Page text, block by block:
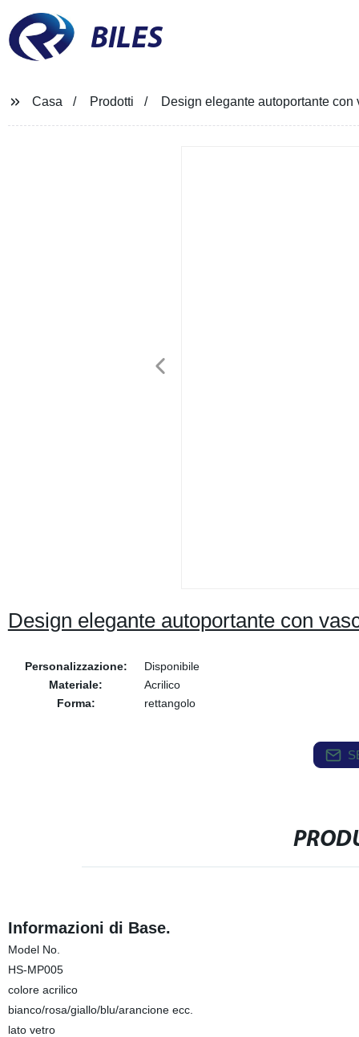
BILES
Casa Prodotti Design elegante autoportante
Design elegante autoportante con
Personalizzazione:
Disponibile
Materiale:
Acrilico
Forma:
rettangolo
Informazioni di Base.
Model No.
HS-MP005
colore acrilico
bianco/rosa/giallo/blu/arancione ecc.
lato vetro